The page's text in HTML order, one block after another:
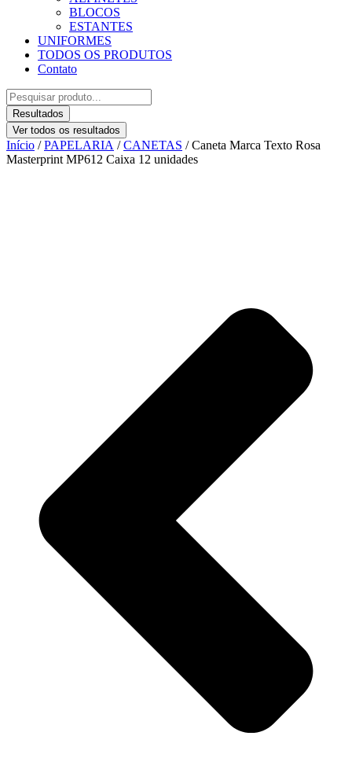
BLOCOS
ESTANTES
UNIFORMES
TODOS OS PRODUTOS
Contato
Pesquisar
...Resultados
Ver todos os resultados
Início /PAPELARIA /CANETAS / Caneta Marca Texto Rosa
Masterprint MP612 Caixa 12 unidades